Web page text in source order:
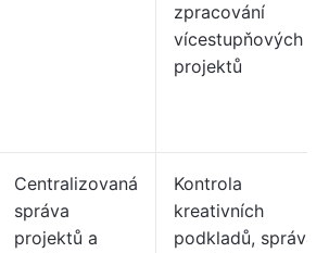
zpracování
vícestupňových
projektů
Centralizovaná
správa
projektů a
Kontrola
kreativních
podkladů, správa